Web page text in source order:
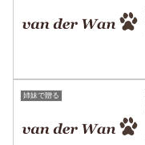
姉妹で贈る